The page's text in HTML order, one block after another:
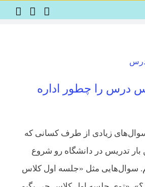
درس را چطور اداره
زیادی از طرف کسانی که
بار تدریس در دانشگاه رو شروع
سوال‌هایی مثل «جلسه اول کلاس